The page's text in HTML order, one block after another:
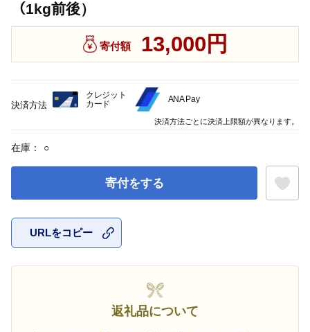
（1kg前後）
寄付額 13,000円
在庫： ○
寄付をする
URLをコピー
返礼品について
決済方法
クレジット
カード
ANA Pay
決済方法ごとに決済上限額が異なります。